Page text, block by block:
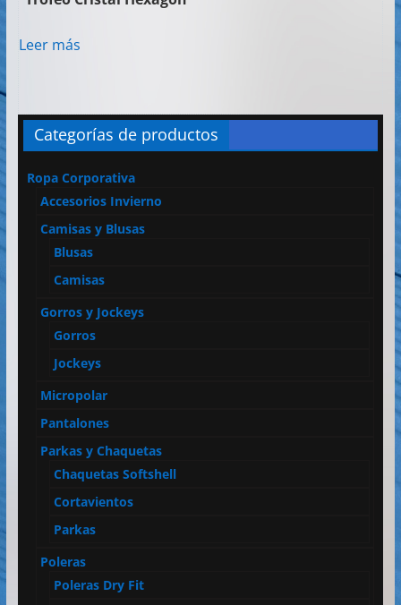
Leer más
Categorías de productos
Ropa Corporativa
Accesorios Invierno
Camisas y Blusas
Blusas
Camisas
Gorros y Jockeys
Gorros
Jockeys
Micropolar
Pantalones
Parkas y Chaquetas
Chaquetas Softshell
Cortavientos
Parkas
Poleras
Poleras Dry Fit